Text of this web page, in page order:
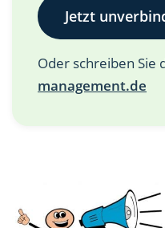
Jetzt
Oder schreiben Sie
management.de